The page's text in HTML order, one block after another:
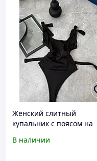
Женский слитный
купальник с поясом на
В наличии